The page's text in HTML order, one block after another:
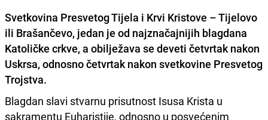
Svetkovina Presvetog Tijela i Krvi Kristove – Tijelovo
ili Brašančevo, jedan je od najznačajnijih blagdana
Katoličke crkve, a obilježava se deveti četvrtak nakon
Uskrsa, odnosno četvrtak nakon svetkovine Presvetog
Trojstva.
Blagdan slavi stvarnu prisutnost Isusa Krista u
sakramentu Euharistije, odnosno u posvećenim